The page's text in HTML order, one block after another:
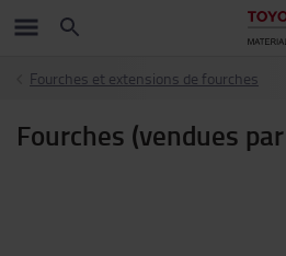
Fourches et extensions de fourches
Fourches (vendues